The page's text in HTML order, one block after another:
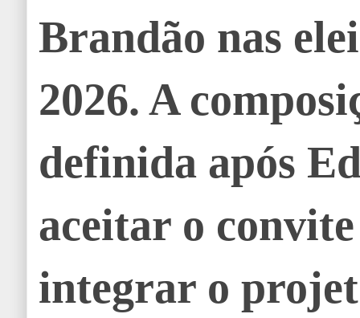
Brandão nas
2026. A
definida após
aceitar o
integrar o